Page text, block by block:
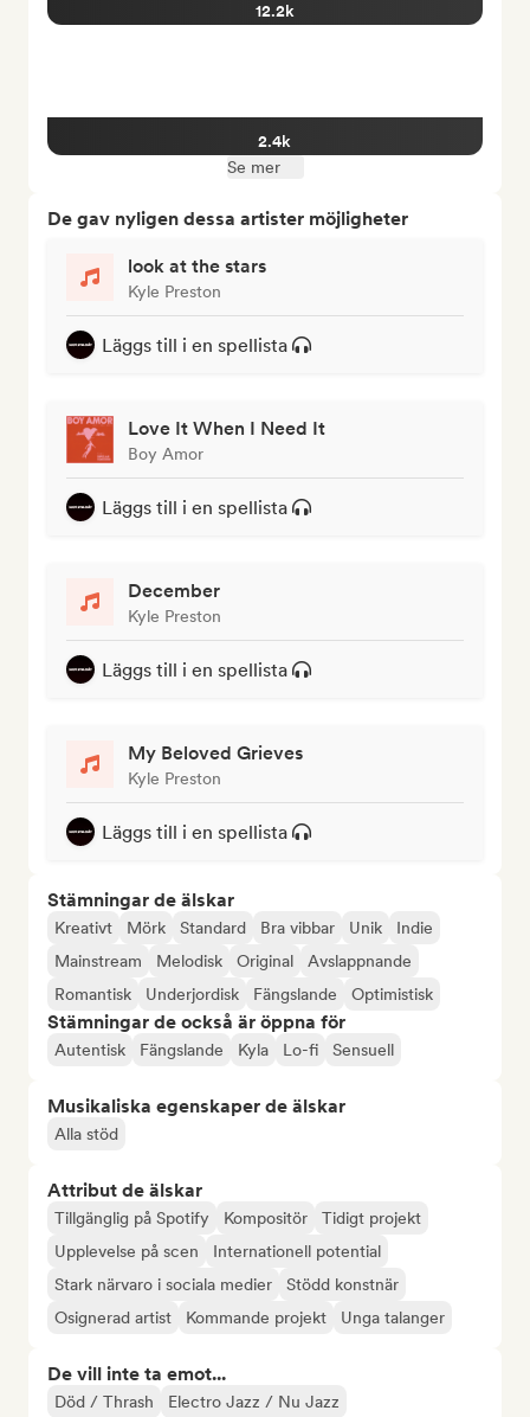
12.2k
2.4k
Se mer
De gav nyligen dessa artister möjligheter
look at the stars
Kyle Preston
Läggs till i en spellista
Love It When I Need It
Boy Amor
Läggs till i en spellista
December
Kyle Preston
Läggs till i en spellista
My Beloved Grieves
Kyle Preston
Läggs till i en spellista
Stämningar de älskar
Kreativt Mörk Standard Bra vibbar Unik
Indie
Mainstream
Melodisk Original
Avslappnande
Romantisk
Underjordisk Fängslande Optimistisk
Stämningar de också är öppna för
Autentisk Fängslande Kyla Lo-fi Sensuell
Musikaliska egenskaper de älskar
Alla stöd
Attribut de älskar
Tillgänglig på Spotify Kompositör
Tidigt projekt
Upplevelse på scen
Internationell potential
Stark närvaro i sociala medier
Stödd konstnär
Osignerad artist
Kommande projekt Unga talanger
De vill inte ta emot...
Död / Thrash Electro Jazz / Nu Jazz